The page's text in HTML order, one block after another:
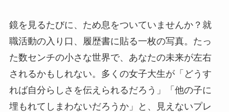
鏡を見るたびに、ため息をついていませんか？就
職活動の入り口、履歴書に貼る一枚の写真。たっ
た数センチの小さな世界で、あなたの未来が左右
されるかもしれない。多くの女子大生が「どうす
れば自分らしさを伝えられるだろう」「他の子に
埋もれてしまわないだろうか」と、見えないプレ